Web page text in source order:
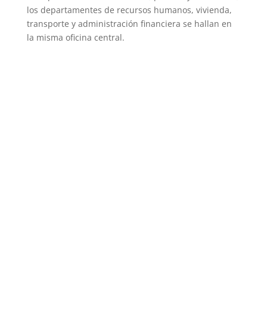
los departamentes de recursos humanos, vivienda,
transporte y administración financiera se hallan en
la misma oficina central.